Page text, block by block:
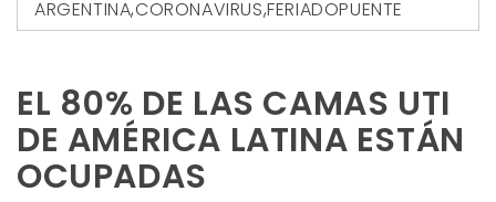
ARGENTINA,CORONAVIRUS,FERIADOPUENTE
EL 80% DE LAS CAMAS UTI
DE AMÉRICA LATINA ESTÁN
OCUPADAS